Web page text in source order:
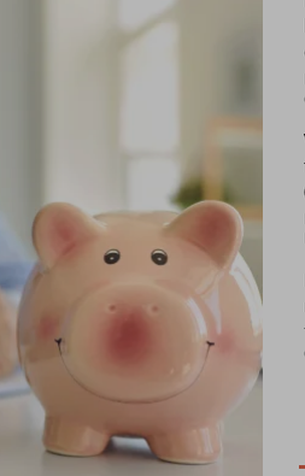
selon le gouvernement - © D.R.
C’était l’engagement du